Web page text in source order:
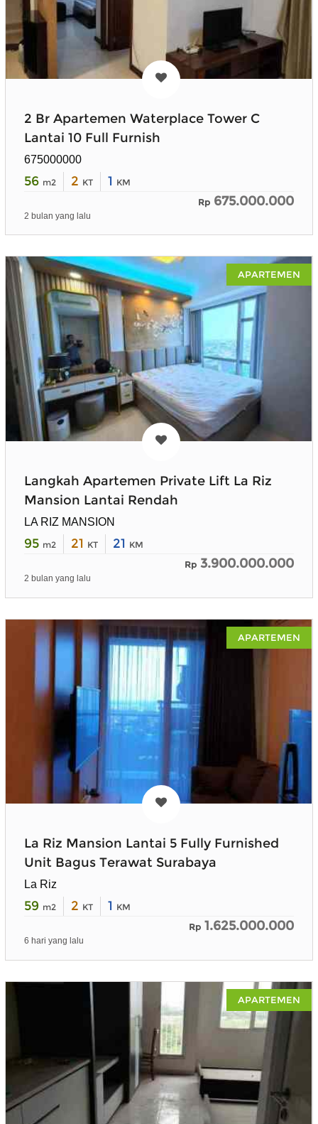
2 Br Apartemen Waterplace Tower C
Lantai 10 Full Furnish
675000000
56 m2 2 KT 1 KM
Rp 675.000.000
2 bulan yang lalu
APARTEMEN
Langkah Apartemen Private Lift La Riz
Mansion Lantai Rendah
LA RIZ MANSION
95 m2 21 KT 21 KM
Rp 3.900.000.000
2 bulan yang lalu
APARTEMEN
La Riz Mansion Lantai 5 Fully Furnished
Unit Bagus Terawat Surabaya
La Riz
59 m2 2 KT 1 KM
Rp 1.625.000.000
6 hari yang lalu
APARTEMEN